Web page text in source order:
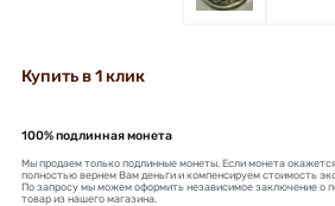
Купить в 1 клик
100% подлинная монета
Мы продаем только подлинные монеты. Если монета
полностью вернем Вам деньги и компенсируем стоимость
По запросу мы можем оформить независимое заключение о
товар из нашего магазина.